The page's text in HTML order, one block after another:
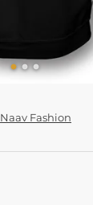
Naav Fashion